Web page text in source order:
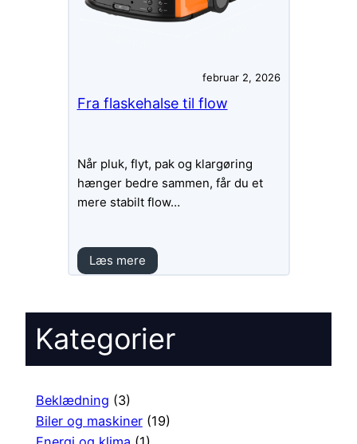
Kategorier
Beklædning (3)
Biler og maskiner(19)
februar 2, 2026
Fra flaskehalse til flow
Når pluk, flyt, pak og klargøring
hænger bedre sammen, får du et
mere stabilt flow…
Læs mere